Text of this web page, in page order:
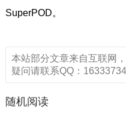
SuperPOD。
本站部分文章来自互联网
疑问请联系QQ：
随机阅读